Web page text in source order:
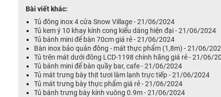
Bài viết khác:
Tủ đông inox 4 cửa Snow Village - 21/06/2024
Tủ kem ý 10 khay kính cong kiểu dáng hiện đại - 21/06/2024
Tủ bánh mini để bàn 70cm giá rẻ - 21/06/2024
Bàn inox bảo quản đông - mát thực phẩm (1,8m) - 21/06/
Tủ trên mát dưới đông LCD-1198 chính hãng giá rẻ - 21/06/
Tủ bánh mini để bàn quầy bar, cafe - 21/06/2024
Tủ mát trưng bày thịt tươi làm lạnh trực tiếp - 21/06/2024
Tủ mát trưng bày thực phẩm giá rẻ - 21/06/2024
Tủ bánh trưng bày kính vuông 0.9m - 21/06/2024